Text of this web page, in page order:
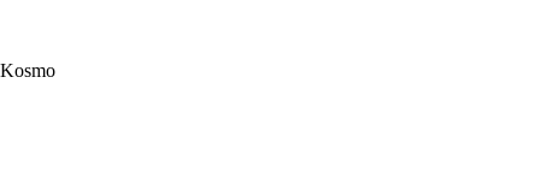
Kosmo